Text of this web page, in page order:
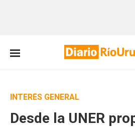
INTERÉS GENERAL
Desde la UNER